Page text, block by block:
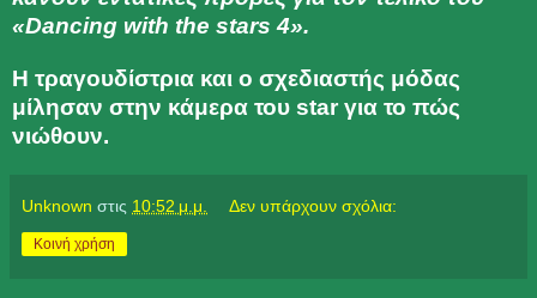
«Dancing with the stars 4».
Η τραγουδίστρια και ο σχεδιαστής μόδας
μίλησαν στην κάμερα του star για το πώς
νιώθουν.
Unknown στις 10:52 μ.μ. Δεν υπάρχουν σχόλια:
Κοινή χρήση